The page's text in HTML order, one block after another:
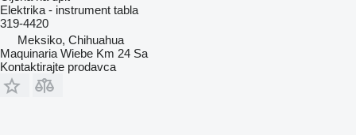
Elektrika - instrument tabla
319-4420
Meksiko, Chihuahua
Maquinaria Wiebe Km 24 Sa
Kontaktirajte prodavca